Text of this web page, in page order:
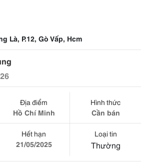
Là, P.12, Gò Vấp, Hcm
Địa điểm
Hồ Chí Minh
Hình thức
Cần bán
Hết hạn
21/05/2025
Loại tin
Thường